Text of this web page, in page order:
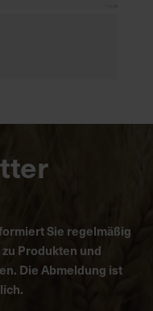
Sie regelmäßig
Produkten und
Die Abmeldung ist